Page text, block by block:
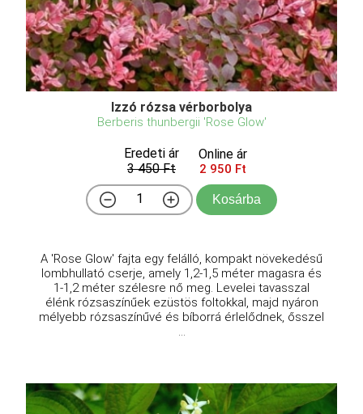
Izzó rózsa vérborbolya
Berberis thunbergii 'Rose Glow'
Eredeti ár
3 450 Ft
Online ár
2 950 Ft
Kosárba
A 'Rose Glow' fajta egy felálló, kompakt növekedésű
lombhullató cserje, amely 1,2-1,5 méter magasra és
1-1,2 méter szélesre nő meg. Levelei tavasszal
élénk rózsaszínűek ezüstös foltokkal, majd nyáron
mélyebb rózsaszínűvé és bíborrá érlelődnek, ősszel
...